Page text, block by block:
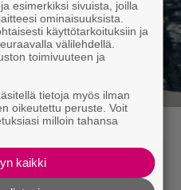
Pohjolalle –
kinoksia
esimerkiksi sivuista, joilla
ominaisuuksista.
käyttötarkoituksiin ja
välilehdellä.
toimivuuteen ja
tietoja myös ilman
oikeutettu peruste. Voit
milloin tahansa
kaikki